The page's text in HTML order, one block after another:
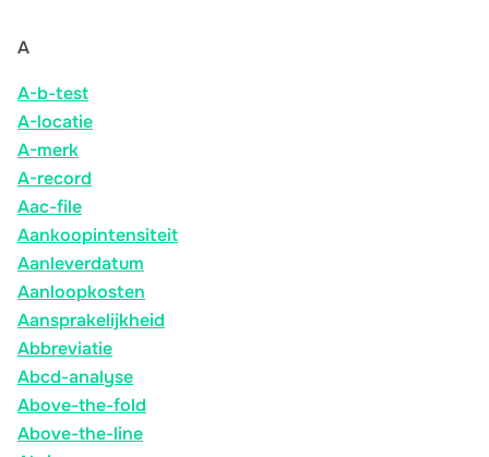
A
A-b-test
A-locatie
A-merk
A-record
Aac-file
Aankoopintensiteit
Aanleverdatum
Aanloopkosten
Aansprakelijkheid
Abbreviatie
Abcd-analyse
Above-the-fold
Above-the-line